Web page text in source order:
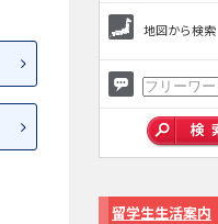
地図から検索
留学生生活案内